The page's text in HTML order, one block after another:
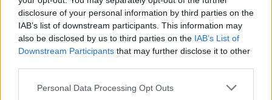
disclosure of your personal information by third parties on the
IAB’s list of downstream participants. This information may
also be disclosed by us to third parties on the IAB’s List of
Downstream Participants that may further disclose it to other
Please note that this website/app uses one or more Google
Personal Data Processing Opt Outs